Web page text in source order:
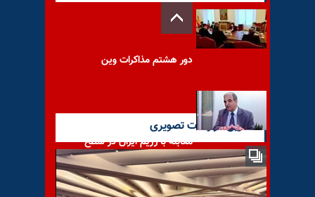
دور هشتم مذاکرات وین
مقابله با رژیم ایران در سطح
بین‌المللی مستلزم گنجاندن سپاه
پاسداران در
آخرین گزارشات تصویری